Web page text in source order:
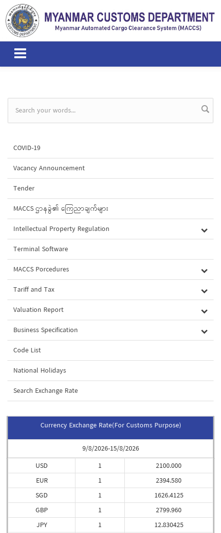
Skip to main content
Search form
COVID-19
Vacancy Announcement
Tender
MACCS ဌာနခွဲ၏ ကြေညာချက်များ
Intellectual Property Regulation
Terminal Software
MACCS Porcedures
Tariff and Tax
Valuation Report
Business Specification
Code List
National Holidays
Search Exchange Rate
Currency Exchange Rate(For Customs Purpose)
9/8/2026-15/8/2026
USD
EUR
SGD
GBP
JPY
1
1
1
1
1
2100.000
2394.580
1626.4125
2799.960
12.830425